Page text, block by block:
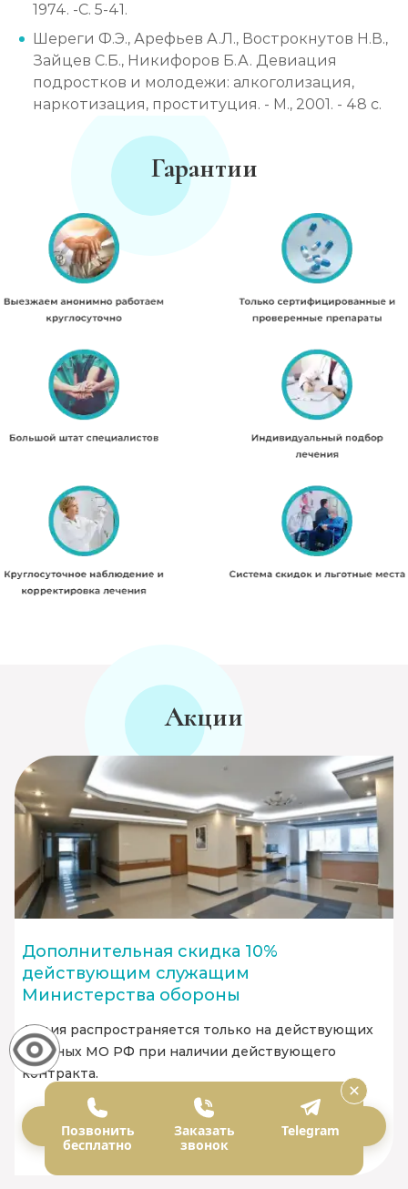
1974. -С. 5-41.
Шереги Ф.Э., Арефьев А.Л., Вострокнутов Н.В.,
Зайцев С.Б., Никифоров Б.А. Девиация
подростков и молодежи: алкоголизация,
наркотизация, проституция. - М., 2001. - 48 с.
Гарантии
Акции
Дополнительная скидка 10%
действующим служащим
Министерства обороны
Акция распространяется только на действующих
военных МО РФ при наличии действующего
контракта.
Заказать
Позвонить
бесплатно
Заказать
звонок
Telegram